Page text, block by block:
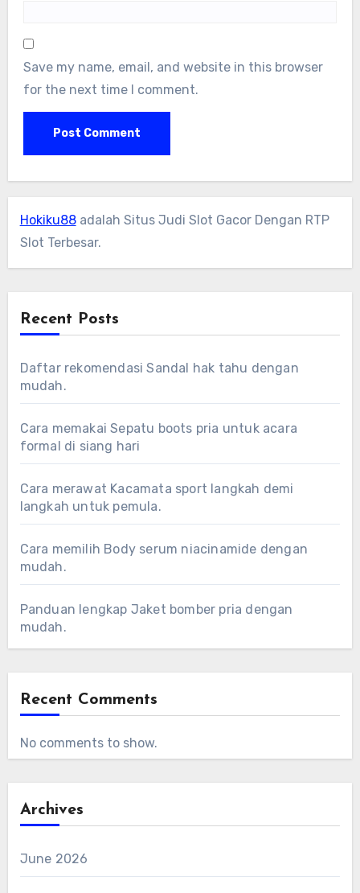
Save my name, email, and website in this browser
for the next time I comment.
Hokiku88adalah Situs Judi Slot Gacor Dengan RTP
Slot Terbesar.
Recent Posts
Daftar rekomendasi Sandal hak tahu dengan
mudah.
Cara memakai Sepatu boots pria untuk acara
formal di siang hari
Cara merawat Kacamata sport langkah demi
langkah untuk pemula.
Cara memilih Body serum niacinamide dengan
mudah.
Panduan lengkap Jaket bomber pria dengan
mudah.
Recent Comments
No comments to show.
Archives
June 2026